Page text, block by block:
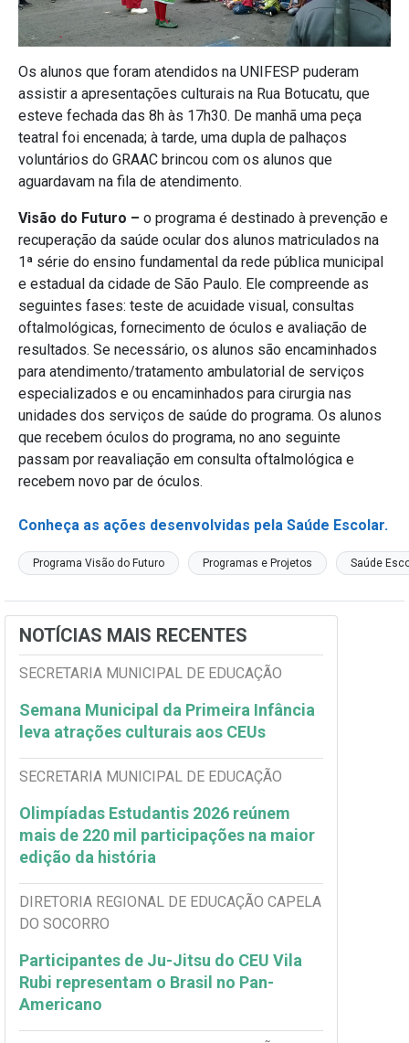
Os alunos que foram atendidos na UNIFESP puderam
assistir a apresentações culturais na Rua Botucatu, que
esteve fechada das 8h às 17h30. De manhã uma peça
teatral foi encenada; à tarde, uma dupla de palhaços
voluntários do GRAAC brincou com os alunos que
aguardavam na fila de atendimento.
Visão do Futuro – o programa é destinado à prevenção e
recuperação da saúde ocular dos alunos matriculados na
1ª série do ensino fundamental da rede pública municipal
e estadual da cidade de São Paulo. Ele compreende as
seguintes fases: teste de acuidade visual, consultas
oftalmológicas, fornecimento de óculos e avaliação de
resultados. Se necessário, os alunos são encaminhados
para atendimento/tratamento ambulatorial de serviços
especializados e ou encaminhados para cirurgia nas
unidades dos serviços de saúde do programa. Os alunos
que recebem óculos do programa, no ano seguinte
passam por reavaliação em consulta oftalmológica e
recebem novo par de óculos.
Conheça as ações desenvolvidas pela Saúde Escolar.
Programa Visão do Futuro Programas e Projetos Saúde
NOTÍCIAS MAIS RECENTES
SECRETARIA MUNICIPAL DE EDUCAÇÃO
Semana Municipal da Primeira Infância
leva atrações culturais aos CEUs
SECRETARIA MUNICIPAL DE EDUCAÇÃO
Olimpíadas Estudantis 2026 reúnem
mais de 220 mil participações na maior
edição da história
DIRETORIA REGIONAL DE EDUCAÇÃO CAPELA
DO SOCORRO
Participantes de Ju-Jitsu do CEU Vila
Rubi representam o Brasil no Pan-
Americano